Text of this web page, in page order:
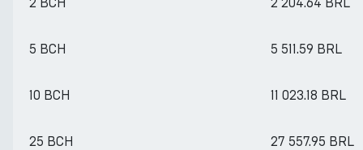
5 BCH 5 511.59 BRL
10 BCH 11 023.18 BRL
25 BCH 27 557.95 BRL